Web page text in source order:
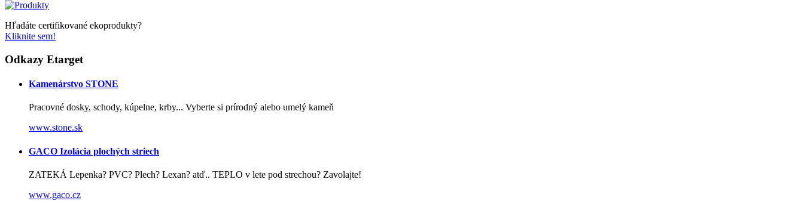
Hľadáte certifikované ekoprodukty?
Kliknite sem!
Odkazy Etarget
Kamenárstvo STONE
Pracovné dosky, schody, kúpelne, krby... Vyberte si prírodný alebo umelý kameň
www.stone.sk
GACO Izolácia plochých striech
ZATEKÁ Lepenka? PVC? Plech? Lexan? atď.. TEPLO v lete pod strechou? Zavolajte!
www.gaco.cz